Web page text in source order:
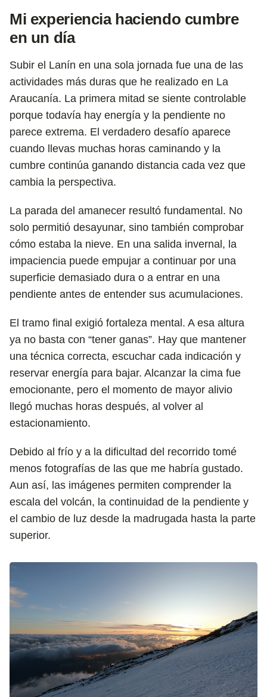
Mi experiencia haciendo cumbre
en un día
Subir el Lanín en una sola jornada fue una de las
actividades más duras que he realizado en La
Araucanía. La primera mitad se siente controlable
porque todavía hay energía y la pendiente no
parece extrema. El verdadero desafío aparece
cuando llevas muchas horas caminando y la
cumbre continúa ganando distancia cada vez que
cambia la perspectiva.
La parada del amanecer resultó fundamental. No
solo permitió desayunar, sino también comprobar
cómo estaba la nieve. En una salida invernal, la
impaciencia puede empujar a continuar por una
superficie demasiado dura o a entrar en una
pendiente antes de entender sus acumulaciones.
El tramo final exigió fortaleza mental. A esa altura
ya no basta con “tener ganas”. Hay que mantener
una técnica correcta, escuchar cada indicación y
reservar energía para bajar. Alcanzar la cima fue
emocionante, pero el momento de mayor alivio
llegó muchas horas después, al volver al
estacionamiento.
Debido al frío y a la dificultad del recorrido tomé
menos fotografías de las que me habría gustado.
Aun así, las imágenes permiten comprender la
escala del volcán, la continuidad de la pendiente y
el cambio de luz desde la madrugada hasta la parte
superior.